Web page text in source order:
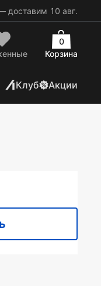
доставим 10 авг.
Корзина
0
Клуб Акции